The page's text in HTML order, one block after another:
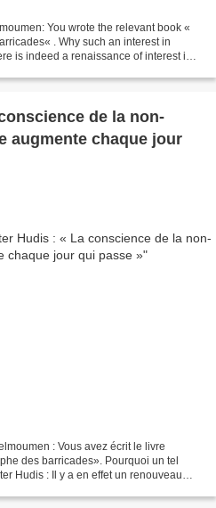
You wrote the relevant book «
. Why such an interest in
is indeed a renaissance of interest in
de la non-
augmente chaque jour
: Vous avez écrit le livre
des barricades». Pourquoi un tel
Hudis : Il y a en effet un renouveau